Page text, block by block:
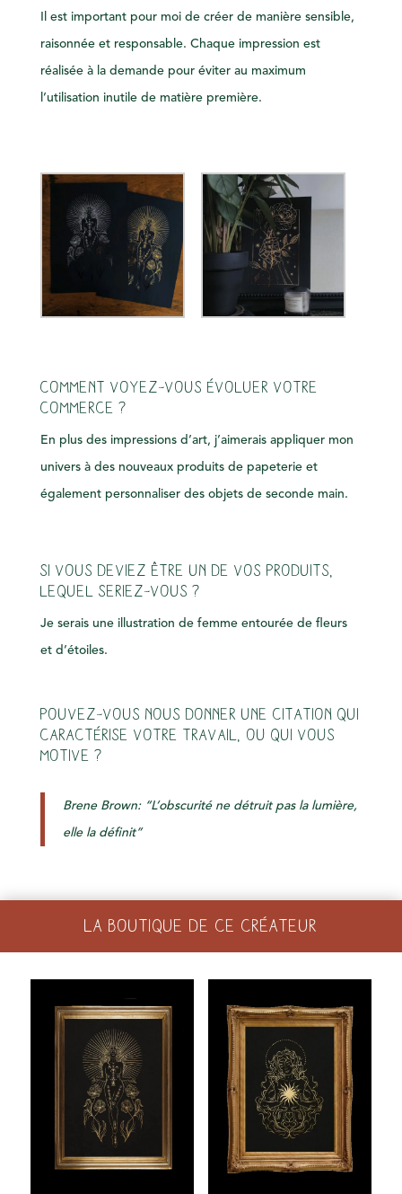
Il est important pour moi de créer de manière sensible,
raisonnée et responsable. Chaque impression est
réalisée à la demande pour éviter au maximum
l’utilisation inutile de matière première.
Comment voyez-vous évoluer votre
commerce ?
En plus des impressions d’art, j’aimerais appliquer mon
univers à des nouveaux produits de papeterie et
également personnaliser des objets de seconde main.
Si vous deviez être un de vos produits,
lequel seriez-vous ?
Je serais une illustration de femme entourée de fleurs
et d’étoiles.
Pouvez-vous nous donner une citation qui
caractérise votre travail, ou qui vous
motive ?
Brene Brown: “L’obscurité ne détruit pas la lumière,
elle la définit”
LA BOUTIQUE DE CE CRÉATEUR